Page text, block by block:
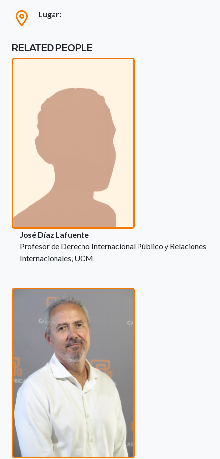
Lugar:
RELATED PEOPLE
José Díaz Lafuente
Profesor de Derecho Internacional Público y Relaciones
Internacionales, UCM